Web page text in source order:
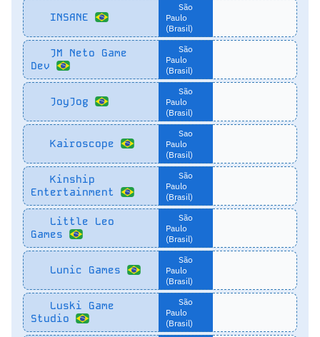
INSANE
São
Paulo
(Brasil)
JM Neto Game
Dev
São
Paulo
(Brasil)
JoyJog
São
Paulo
(Brasil)
Kairoscope
Sao
Paulo
(Brasil)
Kinship
Entertainment
São
Paulo
(Brasil)
Little Leo
Games
São
Paulo
(Brasil)
Lunic Games
São
Paulo
(Brasil)
Luski Game
Studio
São
Paulo
(Brasil)